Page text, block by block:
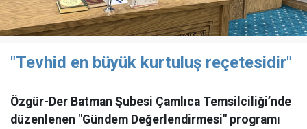
"Tevhid en büyük kurtuluş reçetesidir"
Özgür-Der Batman Şubesi Çamlıca Temsilciliği’nde
düzenlenen "Gündem Değerlendirmesi" programı